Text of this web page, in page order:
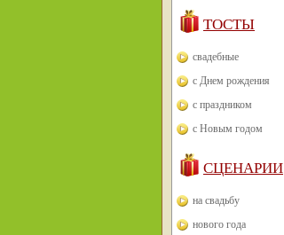
ТОСТЫ
свадебные
с Днем рождения
с праздником
с Новым годом
СЦЕНАРИИ
на свадьбу
нового года